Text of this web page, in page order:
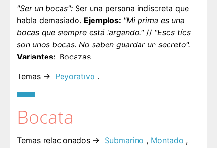
"Ser un bocas": Ser una persona indiscreta que
habla demasiado. Ejemplos: "Mi prima es una
bocas que siempre está largando."// "Esos tíos
son unos bocas. No saben guardar un secreto".
Variantes
Bocazas.
Temas → Peyorativo .
Bocata
Temas relacionados → Submarino , Montado ,